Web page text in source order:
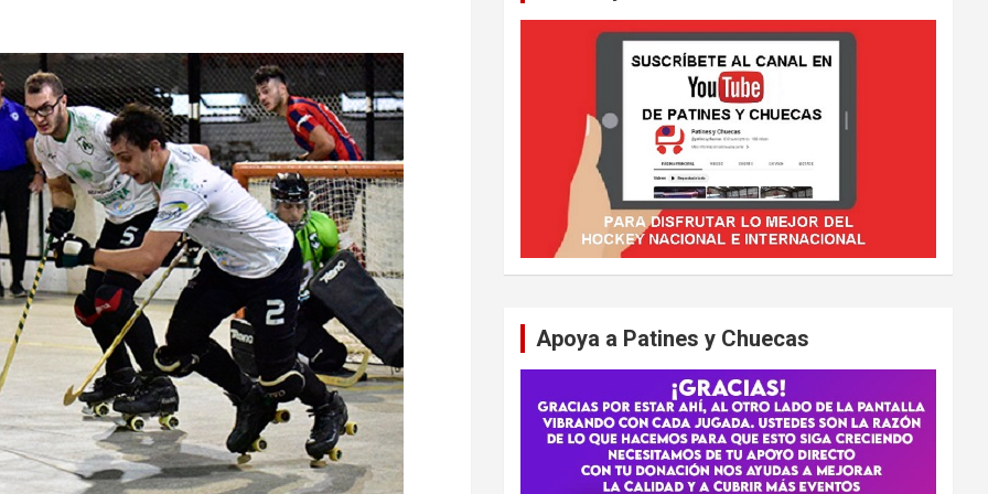
Apoya a Patines y Chuecas